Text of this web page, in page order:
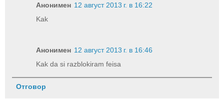
Анонимен 12 август 2013 г. в 16:22
Kak
Анонимен 12 август 2013 г. в 16:46
Kak da si razblokiram feisa
Отговор